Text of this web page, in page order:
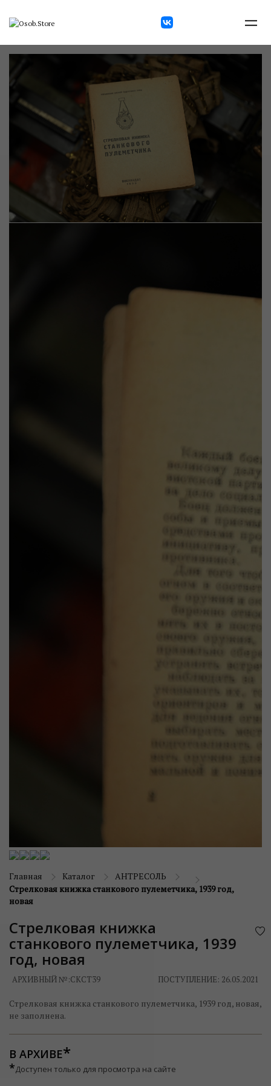
Главная Каталог
АНТРЕСОЛЬ
Стрелковая книжка станкового пулеметчика, 1939 год,
новая
Стрелковая книжка
станкового пулеметчика, 1939
год, новая
АРХИВНЫЙ №:СКСТ39 ПОСТУПЛЕНИЕ: 26.05.2021
Стрелковая книжка станкового пулеметчика, 1939 год, новая,
не заполнена.
В АРХИВЕ
*Доступен только для просмотра на сайте